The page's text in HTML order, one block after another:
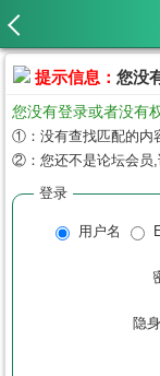
提示信息： 您没
您没有登录或者没有
①：没有查找匹配的内
②：您还不是论坛会员,
登录
用户名
隐